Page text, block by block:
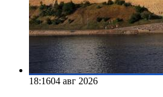
18:1604 авг 2026